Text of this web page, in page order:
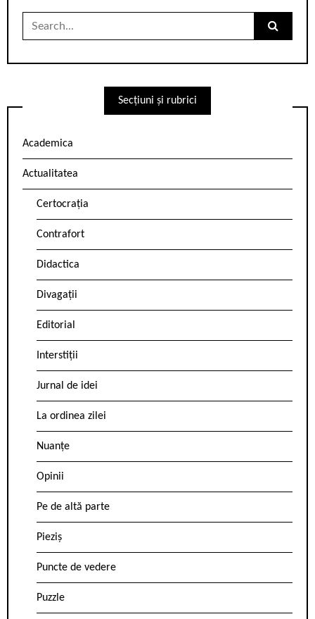
Search
Secțiuni și rubrici
Academica
Actualitatea
Certocrația
Contrafort
Didactica
Divagații
Editorial
Interstiții
Jurnal de idei
La ordinea zilei
Nuanțe
Opinii
Pe de altă parte
Pieziș
Puncte de vedere
Puzzle